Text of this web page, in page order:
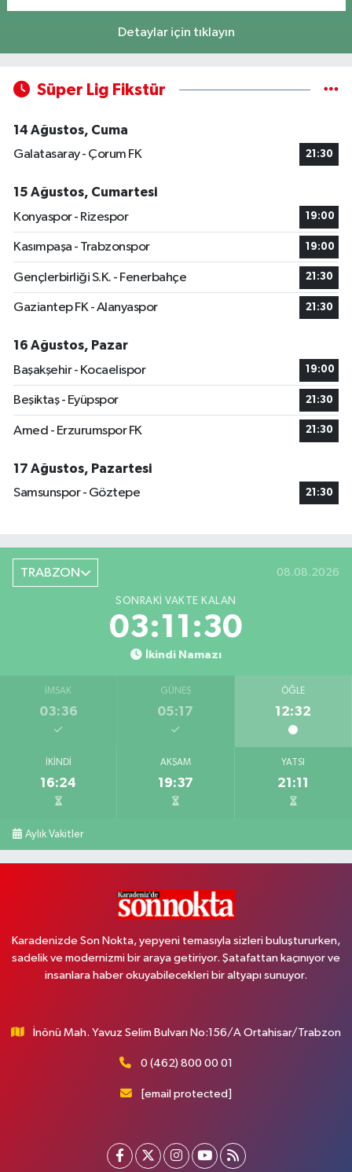
Detaylar için tıklayın
Süper Lig Fikstür
14 Ağustos, Cuma
Galatasaray - Çorum FK
21:30
15 Ağustos, Cumartesi
Konyaspor - Rizespor
19:00
Kasımpaşa - Trabzonspor 19:00
Gençlerbirliği S.K. - Fenerbahçe 21:30
Gaziantep FK - Alanyaspor 21:30
16 Ağustos, Pazar
Başakşehir - Kocaelispor
19:00
Beşiktaş - Eyüpspor 21:30
Amed - Erzurumspor FK 21:30
17 Ağustos, Pazartesi
Samsunspor - Göztepe
21:30
TRABZON 08.08.2026
SONRAKI VAKTE KALAN
03:11:29
İkindi Namazı
İMSAK
03:36
GÜNEŞ
05:17
ÖĞLE
12:32
İKINDI
16:24
AKŞAM
19:37
YATSI
21:11
Aylık Vakitler
Karadenizde Son Nokta, yepyeni temasıyla sizleri buluştururken,
sadelik ve modernizmi bir araya getiriyor. Şatafattan kaçınıyor ve
insanlara haber okuyabilecekleri bir altyapı sunuyor.
İnönü Mah. Yavuz Selim Bulvarı No:156/A Ortahisar/Trabzon
0 (462) 800 00 01
[email protected]